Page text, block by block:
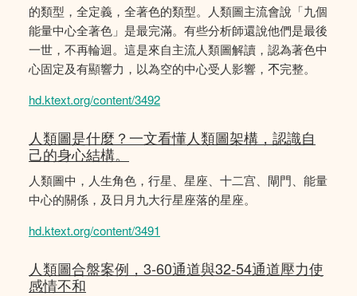
的類型，全定義，全著色的類型。人類圖主流會說「九個
能量中心全著色」是最完滿。有些分析師還說他們是最後
一世，不再輪迴。這是來自主流人類圖解讀，認為著色中
心固定及有顯響力，以為空的中心受人影響，𣎴完整。
hd.ktext.org/content/3492
人類圖是什麼？一文看懂人類圖架構，認識自
己的身心結構。
人類圖中，人生角色，行星、星座、十二宫、閘門、能量
中心的關係，及日月九大行星座落的星座。
hd.ktext.org/content/3491
人類圖合盤案例，3-60通道與32-54通道壓力使
感情不和